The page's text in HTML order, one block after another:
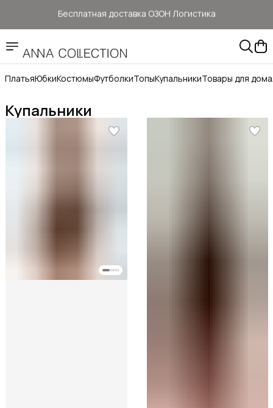
Бесплатная доставка ОЗОН Логистика
Здесь цены ниже, чем на: ОЗОН, ВБ, Яндекс маркет
ПлатьяЮбкиКостюмыФутболкиТопыКупальникиТовары для дома
Купальники